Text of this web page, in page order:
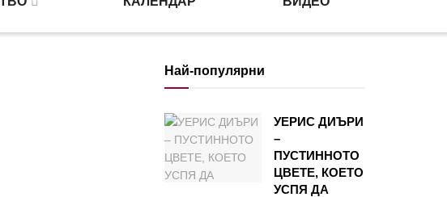
Най-популярни
УЕРИС ДИЪРИ
–
ПУСТИННОТО
ЦВЕТЕ, КОЕТО
УСПЯ ДА